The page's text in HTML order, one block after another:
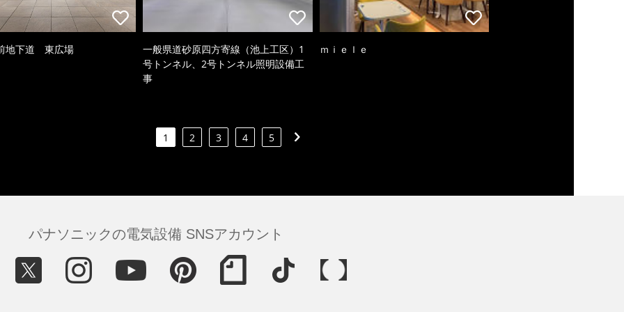
地下道 東広場
一般県道砂原四方寄線（池上工区）1
号トンネル、2号トンネル照明設備工
事
ｍｉｅｌｅ
1 2 3 4 5
パナソニックの電気設備 SNSアカウント